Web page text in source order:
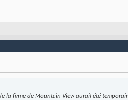
la firme de Mountain View aurait été